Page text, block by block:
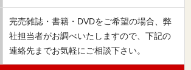
完売雑誌・書籍・DVDをご希望の場合、弊
社担当者がお調べいたしますので、下記の
連絡先までお気軽にご相談下さい。